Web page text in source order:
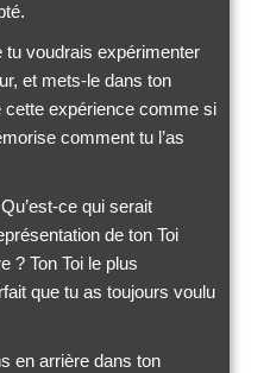
tu voudrais expérimenter
et mets-le dans ton
expérience comme si
comment tu l’as
ce qui serait
de ton Toi
? Ton Toi le plus
que tu as toujours voulu
en arrière dans ton